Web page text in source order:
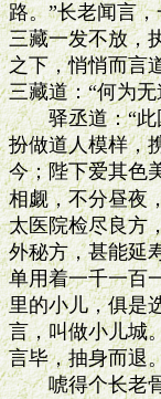
路。”长老闻言
三藏一发不放，
之下，悄悄而言
三藏道：“何为
驿丞道：“此国
扮做道人模样，
今；陛下爱其色
相觑，不分昼夜
太医院检尽良方
外秘方，甚能延
单用着一千一百
里的小儿，俱是
言，叫做小儿城
言毕，抽身而退
唬得个长老骨